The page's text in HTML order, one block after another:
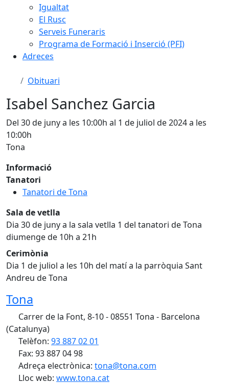
Igualtat
El Rusc
Serveis Funeraris
Programa de Formació i Inserció (PFI)
Adreces
Obituari
Isabel Sanchez Garcia
Del 30 de juny a les 10:00h al 1 de juliol de 2024 a les
10:00h
Tona
Informació
Tanatori
Tanatori de Tona
Sala de vetlla
Dia 30 de juny a la sala vetlla 1 del tanatori de Tona
diumenge de 10h a 21h
Cerimònia
Dia 1 de juliol a les 10h del matí a la parròquia Sant
Andreu de Tona
Tona
Carrer de la Font, 8-10 - 08551 Tona - Barcelona
(Catalunya)
Telèfon: 93 887 02 01
Fax: 93 887 04 98
Adreça electrònica: tona@tona.com
Lloc web: www.tona.cat